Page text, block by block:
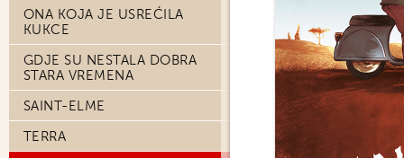
ONA KOJA JE USREĆILA
KUKCE
GDJE SU NESTALA DOBRA
STARA VREMENA
SAINT-ELME
TERRA